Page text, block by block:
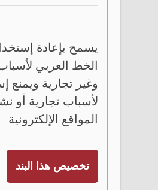
يسمح بإعادة
الخط العربي
وغير تجارية ويمنع
لأسباب تجارية أو
المواقع الإلكترونية
تخصيص هذا البند